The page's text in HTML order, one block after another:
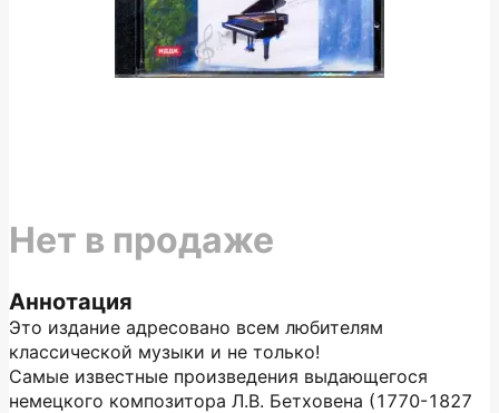
Аннотация
Это издание адресовано всем любителям
классической музыки и не только!
Самые известные произведения выдающегося
немецкого композитора Л.В. Бетховена (1770-1827
Нет в продаже